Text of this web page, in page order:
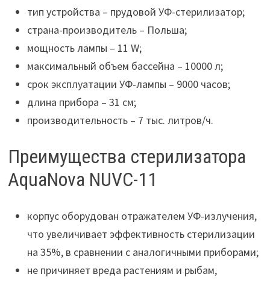
тип устройства – прудовой УФ-стерилизатор;
страна-производитель – Польша;
мощность лампы – 11 W;
максимальный объем бассейна – 10000 л;
срок эксплуатации УФ-лампы – 9000 часов;
длина прибора – 31 см;
производительность – 7 тыс. литров/ч.
Преимущества стерилизатора
AquaNova NUVC-11
корпус оборудован отражателем УФ-излучения,
что увеличивает эффективность стерилизации
на 35%, в сравнении с аналогичными приборами;
не причиняет вреда растениям и рыбам,